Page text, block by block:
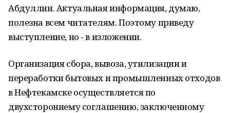
Абдуллин. Актуальная информация, думаю,
полезна всем читателям. Поэтому приведу
выступление, но - в изложении.
Организация сбора, вывоза, утилизации и
переработки бытовых и промышленных отходов
в Нефтекамске осуществляется по
двухстороннему соглашению, заключенному